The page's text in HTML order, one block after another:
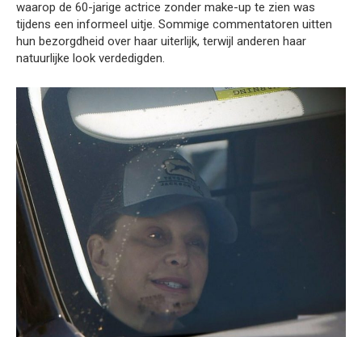
waarop de 60-jarige actrice zonder make-up te zien was
tijdens een informeel uitje. Sommige commentatoren uitten
hun bezorgdheid over haar uiterlijk, terwijl anderen haar
natuurlijke look verdedigden.